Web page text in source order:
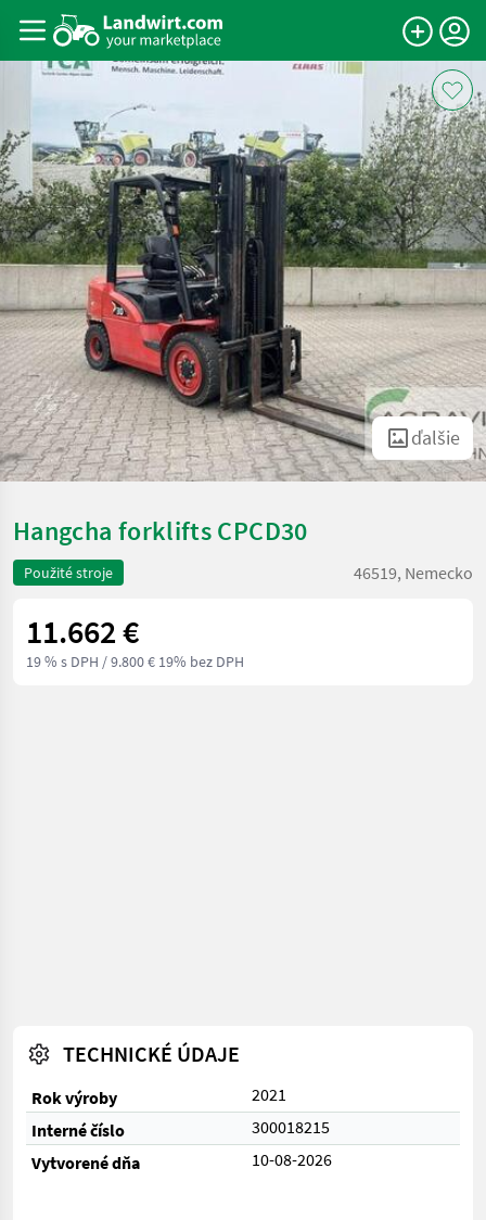
ďalšie
Hangcha forklifts CPCD30
Použité stroje 46519, Nemecko
11.662 €
19 % s DPH / 9.800 € 19% bez DPH
TECHNICKÉ ÚDAJE
Rok výroby
2021
Interné číslo
300018215
Vytvorené dňa
10-08-2026